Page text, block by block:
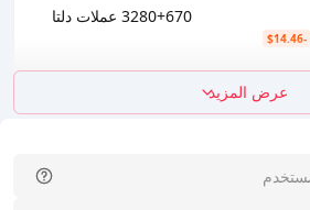
3280+670 عملات دلتا
-$14.46
عرض المزيد